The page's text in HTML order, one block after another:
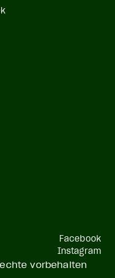
Facebook
Instagram
vorbehalten